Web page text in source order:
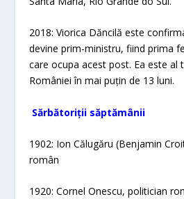
2018: Viorica Dăncilă este
devine prim-ministru, fiind prima
care ocupa acest post. Ea este al
României în mai puțin de 13 luni.
Sărbătoriții săptămânii
1902: Ion Călugăru (Benjamin
român
1920: Cornel Onescu, politician